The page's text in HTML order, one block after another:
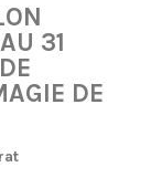
31
DE